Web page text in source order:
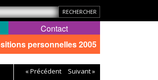
personnelles 2005
Contact
« Précédent Suivant »